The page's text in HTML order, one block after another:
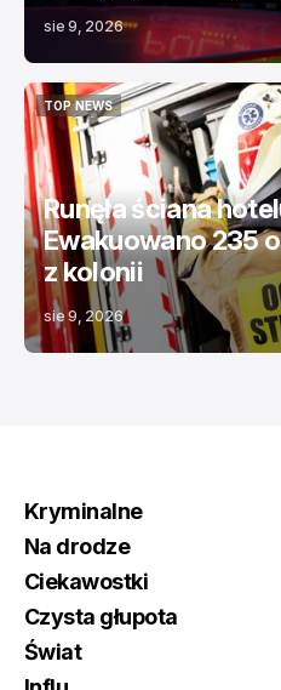
sie 9, 2026
TOP NEWS
TOP NEWS
Runęła ściana
Ewakuowano 235
z kolonii
sie 9, 2026
Kryminalne
Na drodze
Ciekawostki
Czysta głupota
Świat